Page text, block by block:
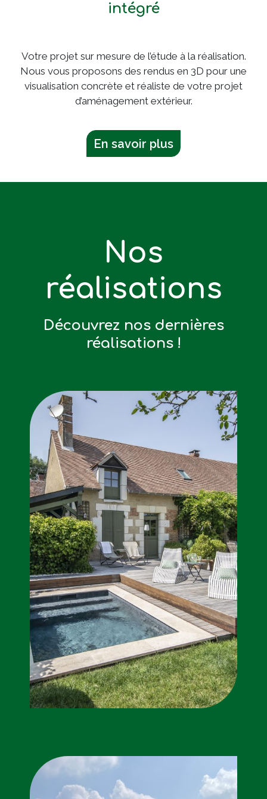
intégré
Votre projet sur mesure de l’étude à la réalisation.
Nous vous proposons des rendus en 3D pour une
visualisation concrète et réaliste de votre projet
d’aménagement extérieur.
En savoir plus
Nos
réalisations
Découvrez nos dernières
réalisations !